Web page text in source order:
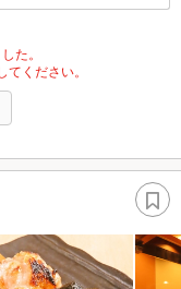
た。
ください。